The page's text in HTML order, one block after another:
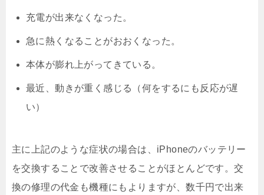
充電が出来なくなった。
急に熱くなることがおおくなった。
本体が膨れ上がってきている。
最近、動きが重く感じる（何をするにも反応が遅
い）
主に上記のような症状の場合は、iPhoneのバッテリー
を交換することで改善させることがほとんどです。交
換の修理の代金も機種にもよりますが、数千円で出来